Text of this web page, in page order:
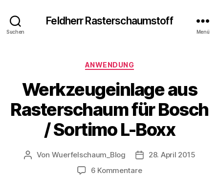
Suchen
Feldherr Rasterschaumstoff
Menü
Kategorien
ANWENDUNG
Werkzeugeinlage aus
Rasterschaum für Bosch
/ Sortimo L-Boxx
Beitragsautor
Von Wuerfelschaum_Blog
28. April 2015
6 Kommentarezu